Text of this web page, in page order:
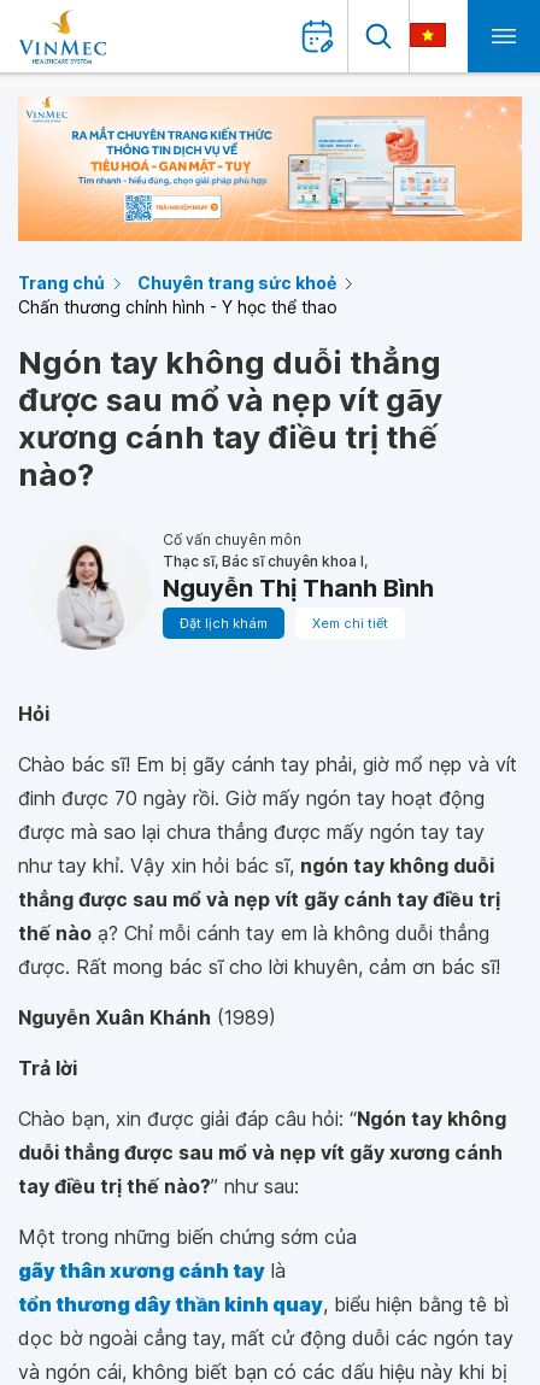
Trang chủ
Chuyên trang sức khoẻ
Chấn thương chỉnh hình - Y học thể thao
Ngón tay không duỗi thẳng
được sau mổ và nẹp vít gãy
xương cánh tay điều trị thế
nào?
Cố vấn chuyên môn
Thạc sĩ, Bác sĩ chuyên khoa I,
Nguyễn Thị Thanh Bình
Đặt lịch khám Xem chi tiết
Hỏi
Chào bác sĩ! Em bị gãy cánh tay phải, giờ mổ nẹp và vít
đinh được 70 ngày rồi. Giờ mấy ngón tay hoạt động
được mà sao lại chưa thẳng được mấy ngón tay tay
như tay khỉ. Vậy xin hỏi bác sĩ, ngón tay không duỗi
thẳng được sau mổ và nẹp vít gãy cánh tay điều trị
thế nào ạ? Chỉ mỗi cánh tay em là không duỗi thẳng
được. Rất mong bác sĩ cho lời khuyên, cảm ơn bác sĩ!
Nguyễn Xuân Khánh (1989)
Trả lời
Chào bạn, xin được giải đáp câu hỏi: “Ngón tay không
duỗi thẳng được sau mổ và nẹp vít gãy xương cánh
tay điều trị thế nào?” như sau:
Một trong những biến chứng sớm của
gãy thân xương cánh tay là
tổn thương dây thần kinh quay, biểu hiện bằng tê bì
dọc bờ ngoài cẳng tay, mất cử động duỗi các ngón tay
và ngón cái, không biết bạn có các dấu hiệu này khi bị